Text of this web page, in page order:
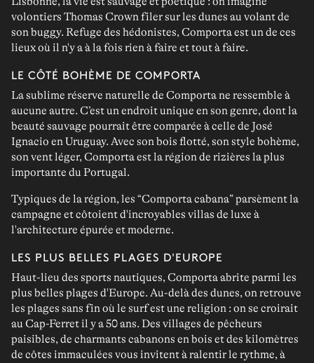
volontiers Thomas Crown filer sur les dunes au volant de
son buggy.Refuge des hédonistes,Comportaest un de ces
lieux où il n'y a à la fois rien à faire et tout à faire.
LE CÔTÉ BOHÈME DE COMPORTA
La sublime réserve naturelle de Comportane ressemble à
aucune autre. C’est unendroit unique en son genre, dont la
beauté sauvage pourrait être comparée à celle de José
Ignacio en Uruguay. Avec son bois flotté, sonstyle bohème,
son vent léger, Comporta est larégion de rizières la plus
importante du Portugal.
Typiques de la région, les “Comporta cabana” parsèment la
campagne et côtoient d'incroyables villas de luxe à
l'architecture épurée et moderne.
LES PLUS BELLES PLAGES D'EUROPE
Haut-lieu des sports nautiques,Comportaabrite parmi les
plus belles plages d'Europe. Au-delà des dunes, on retrouve
les plages sans fin oùle surf est une religion : on se croirait
au Cap-Ferret il y a 50 ans. Des villages de pêcheurs
paisibles, de charmants cabanons en bois et des kilomètres
de côtes immaculées vous invitent à ralentir le rythme, à